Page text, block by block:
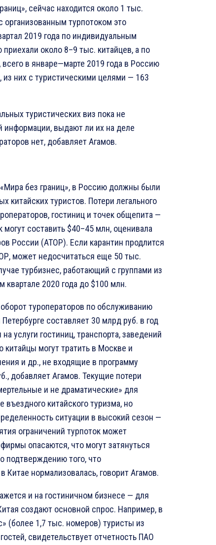
сейчас находится около 1 тыс.
организованным турпотоком это
2019 года по индивидуальным
около 8–9 тыс. китайцев, а по
в январе—марте 2019 года в Россию
них с туристическими целями — 163
туристических виз пока не
информации, выдают ли их на деле
нет, добавляет Агамов.
без границ», в Россию должны были
китайских туристов. Потери легального
гостиниц и точек общепита —
могут составить $40–45 млн, оценивала
России (АТОР). Если карантин продлится
может недосчитаться еще 50 тыс.
турбизнес, работающий с группами из
квартале 2020 года до $100 млн.
туроператоров по обслуживанию
составляет 30 млрд руб. в год
услуги гостиниц, транспорта, заведений
китайцы могут тратить в Москве и
и др., не входящие в программу
добавляет Агамов. Текущие потери
и не драматические» для
китайского туризма, но
ситуации в высокий сезон —
ограничений турпоток может
опасаются, что могут затянуться
подтверждению того, что
Китае нормализовалась, говорит Агамов.
и на гостиничном бизнесе — для
создают основной спрос. Например, в
(более 1,7 тыс. номеров) туристы из
свидетельствует отчетность ПАО